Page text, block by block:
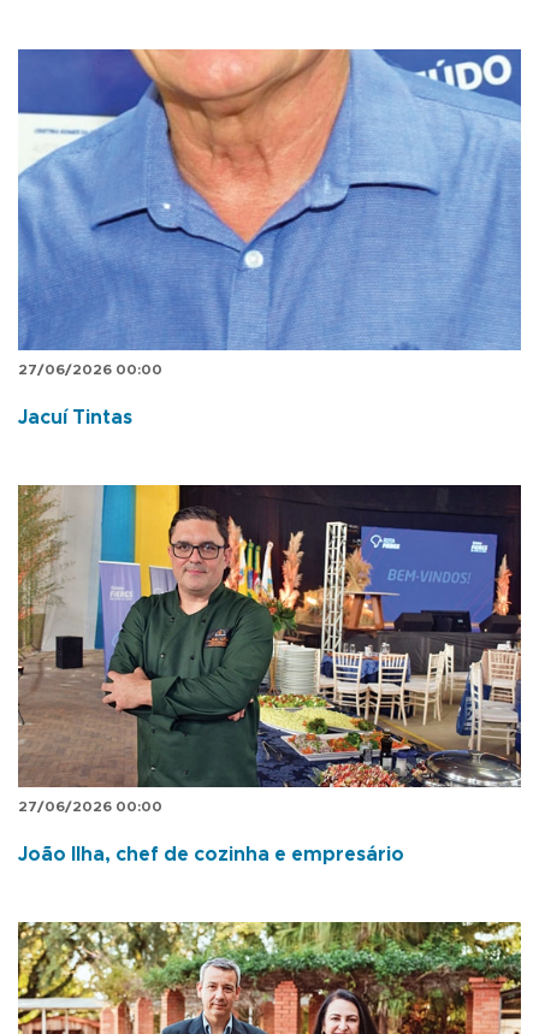
27/06/2026 00:00
Jacuí Tintas
27/06/2026 00:00
João Ilha, chef de cozinha e empresário